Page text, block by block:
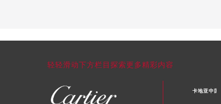
甘肃省武威市凉州区迎宾路卡地亚售后服务中心（需提前预约）
宁夏回族自治区固原市原州区文化街卡地亚售后服务中心（需提前预约）
轻轻滑动下方栏目探索更多精彩内容
卡地亚中国